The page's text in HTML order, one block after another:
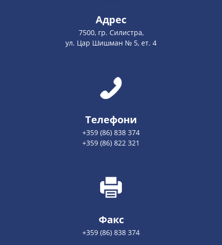
Адрес
7500, гр. Силистра,
ул. Цар Шишман № 5, ет. 4
Телефони
+359 (86) 838 374
+359 (86) 822 321
Факс
+359 (86) 838 374